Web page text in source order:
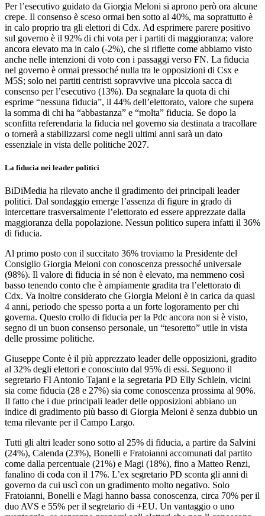
Per l’esecutivo guidato da Giorgia Meloni si aprono però ora alcune
crepe. Il consenso è sceso ormai ben sotto al 40%, ma soprattutto è
in calo proprio tra gli elettori di Cdx. Ad esprimere parere positivo
sul governo è il 92% di chi vota per i partiti di maggioranza; valore
ancora elevato ma in calo (-2%), che si riflette come abbiamo visto
anche nelle intenzioni di voto con i passaggi verso FN. La fiducia
nel governo è ormai pressoché nulla tra le opposizioni di Csx e
M5S; solo nei partiti centristi sopravvive una piccola sacca di
consenso per l’esecutivo (13%). Da segnalare la quota di chi
esprime “nessuna fiducia”, il 44% dell’elettorato, valore che supera
la somma di chi ha “abbastanza” e “molta” fiducia. Se dopo la
sconfitta referendaria la fiducia nel governo sia destinata a tracollare
o tornerà a stabilizzarsi come negli ultimi anni sarà un dato
essenziale in vista delle politiche 2027.
La fiducia nei leader politici
BiDiMedia ha rilevato anche il gradimento dei principali leader
politici. Dal sondaggio emerge l’assenza di figure in grado di
intercettare trasversalmente l’elettorato ed essere apprezzate dalla
maggioranza della popolazione. Nessun politico supera infatti il 36%
di fiducia.
Al primo posto con il succitato 36% troviamo la Presidente del
Consiglio Giorgia Meloni con conoscenza pressoché universale
(98%). Il valore di fiducia in sé non è elevato, ma nemmeno così
basso tenendo conto che è ampiamente gradita tra l’elettorato di
Cdx. Va inoltre considerato che Giorgia Meloni è in carica da quasi
4 anni, periodo che spesso porta a un forte logoramento per chi
governa. Questo crollo di fiducia per la Pdc ancora non si è visto,
segno di un buon consenso personale, un “tesoretto” utile in vista
delle prossime politiche.
Giuseppe Conte è il più apprezzato leader delle opposizioni, gradito
al 32% degli elettori e conosciuto dal 95% di essi. Seguono il
segretario FI Antonio Tajani e la segretaria PD Elly Schlein, vicini
sia come fiducia (28 e 27%) sia come conoscenza prossima al 90%.
Il fatto che i due principali leader delle opposizioni abbiano un
indice di gradimento più basso di Giorgia Meloni è senza dubbio un
tema rilevante per il Campo Largo.
Tutti gli altri leader sono sotto al 25% di fiducia, a partire da Salvini
(24%), Calenda (23%), Bonelli e Fratoianni accomunati dal partito
come dalla percentuale (21%) e Magi (18%), fino a Matteo Renzi,
fanalino di coda con il 17%. L’ex segretario PD sconta gli anni di
governo da cui uscì con un gradimento molto negativo. Solo
Fratoianni, Bonelli e Magi hanno bassa conoscenza, circa 70% per il
duo AVS e 55% per il segretario di +EU. Un vantaggio o uno